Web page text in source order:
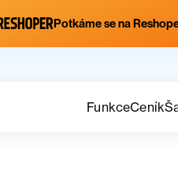
Potkáme se na
FunkceCeník